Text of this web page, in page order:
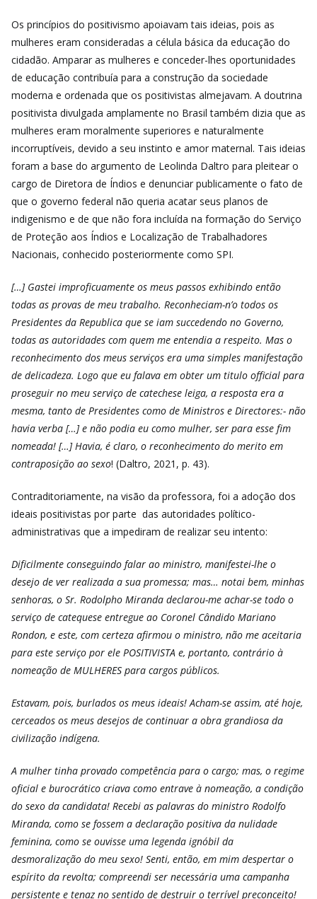
Os princípios do positivismo apoiavam tais ideias, pois as
mulheres eram consideradas a célula básica da educação do
cidadão. Amparar as mulheres e conceder-lhes oportunidades
de educação contribuía para a construção da sociedade
moderna e ordenada que os positivistas almejavam. A doutrina
positivista divulgada amplamente no Brasil também dizia que as
mulheres eram moralmente superiores e naturalmente
incorruptíveis, devido a seu instinto e amor maternal. Tais ideias
foram a base do argumento de Leolinda Daltro para pleitear o
cargo de Diretora de Índios e denunciar publicamente o fato de
que o governo federal não queria acatar seus planos de
indigenismo e de que não fora incluída na formação do Serviço
de Proteção aos Índios e Localização de Trabalhadores
Nacionais, conhecido posteriormente como SPI.
[…] Gastei improficuamente os meus passos exhibindo então
todas as provas de meu trabalho. Reconheciam-n’o todos os
Presidentes da Republica que se iam succedendo no Governo,
todas as autoridades com quem me entendia a respeito. Mas o
reconhecimento dos meus serviços era uma simples manifestação
de delicadeza. Logo que eu falava em obter um titulo official para
proseguir no meu serviço de catechese leiga, a resposta era a
mesma, tanto de Presidentes como de Ministros e Directores:- não
havia verba […] e não podia eu como mulher, ser para esse fim
nomeada! […] Havia, é claro, o reconhecimento do merito em
contraposição ao sexo! (Daltro, 2021, p. 43).
Contraditoriamente, na visão da professora, foi a adoção dos
ideais positivistas por parte das autoridades político-
administrativas que a impediram de realizar seu intento:
Dificilmente conseguindo falar ao ministro, manifestei-lhe o
desejo de ver realizada a sua promessa; mas… notai bem, minhas
senhoras, o Sr. Rodolpho Miranda declarou-me achar-se todo o
serviço de catequese entregue ao Coronel Cândido Mariano
Rondon, e este, com certeza afirmou o ministro, não me aceitaria
para este serviço por ele POSITIVISTA e, portanto, contrário à
nomeação de MULHERES para cargos públicos.
Estavam, pois, burlados os meus ideais! Acham-se assim, até hoje,
cerceados os meus desejos de continuar a obra grandiosa da
civilização indígena.
A mulher tinha provado competência para o cargo; mas, o regime
oficial e burocrático criava como entrave à nomeação, a condição
do sexo da candidata! Recebi as palavras do ministro Rodolfo
Miranda, como se fossem a declaração positiva da nulidade
feminina, como se ouvisse uma legenda ignóbil da
desmoralização do meu sexo! Senti, então, em mim despertar o
espírito da revolta; compreendi ser necessária uma campanha
persistente e tenaz no sentido de destruir o terrível preconceito!